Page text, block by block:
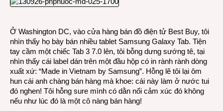
Việt
Ở Washington DC, vào cửa hàng bán đồ điện tử Best Buy, tôi
nhìn thấy họ bày bán nhiều tablet Samsung Galaxy Tab. Tiện
tay cầm một chiếc Tab 3 7.0 lên, tôi bỗng dưng sướng tê, tại
nhìn thấy cái label dán trên một đầu hộp có in rành rành dòng
xuất xứ: “Made in Vietnam by Samsung”. Hỗng lẽ tôi lại ôm
hun cái anh chàng bán hàng mà khoe: cái này làm ở nước tui
đó nghen! Tôi hỗng sure mình có dằn nổi cảm xúc đó không
nếu như lúc đó là một cô nàng bán hàng!